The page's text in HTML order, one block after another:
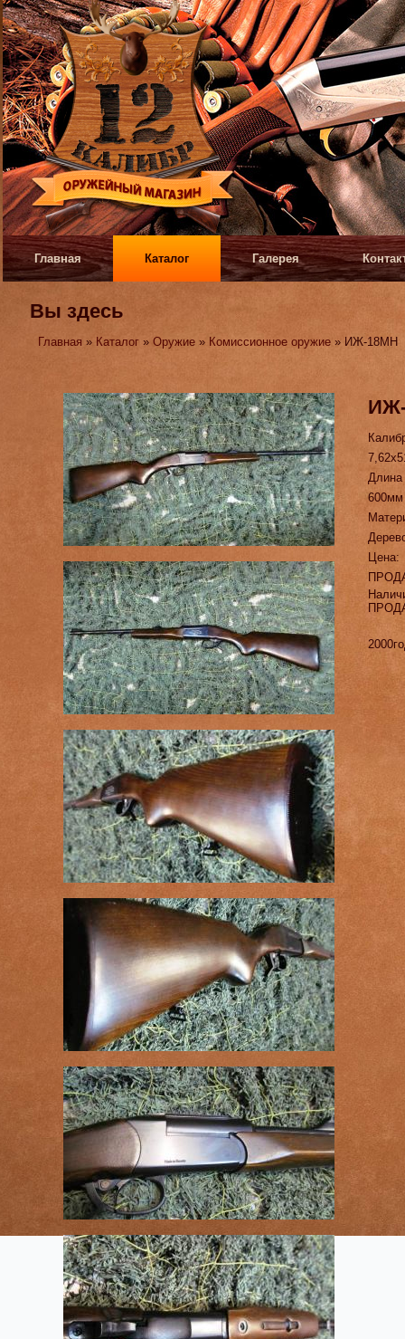
Главная Каталог Галерея
Вы здесь
Главная » Каталог »Оружие » Комиссионное оружие » ИЖ-18МН
600мм
Цена: